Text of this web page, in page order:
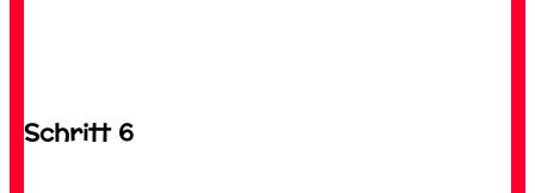
Schritt 6